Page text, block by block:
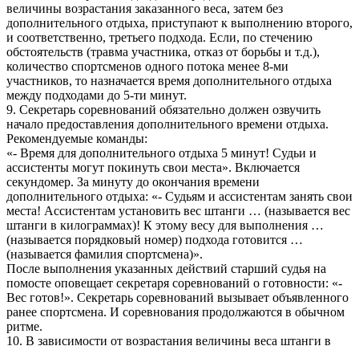
величины возрастания заказанного веса, затем без
дополнительного отдыха, приступают к выполнению второго,
и соответственно, третьего подхода. Если, по стечению
обстоятельств (травма участника, отказ от борьбы и т.д.),
количество спортсменов одного потока менее 8-ми
участников, то назначается время дополнительного отдыха
между подходами до 5-ти минут.
9. Секретарь соревнований обязательно должен озвучить
начало предоставления дополнительного времени отдыха.
Рекомендуемые команды:
«- Время для дополнительного отдыха 5 минут! Судьи и
ассистенты могут покинуть свои места». Включается
секундомер. За минуту до окончания времени
дополнительного отдыха: «- Судьям и ассистентам занять свои
места! Ассистентам установить вес штанги … (называется вес
штанги в килограммах)! К этому весу для выполнения …
(называется порядковый номер) подхода готовится …
(называется фамилия спортсмена)».
После выполнения указанных действий старший судья на
помосте оповещает секретаря соревнований о готовности: «-
Вес готов!». Секретарь соревнований вызывает объявленного
ранее спортсмена. И соревнования продолжаются в обычном
ритме.
10. В зависимости от возрастания величины веса штанги в